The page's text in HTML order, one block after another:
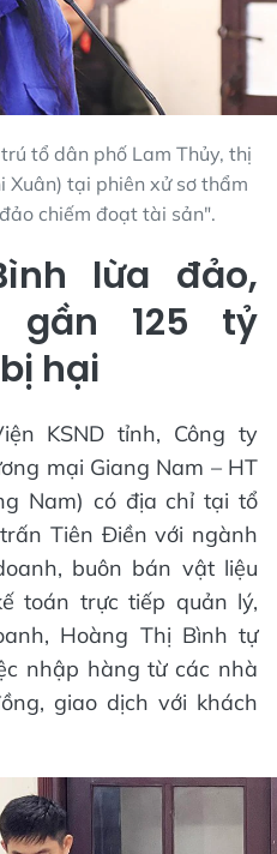
tổ dân phố Lam Thủy, thị
tại phiên xử sơ thẩm
chiếm đoạt tài sản".
lừa đảo,
gần 125 tỷ
hại
KSND tỉnh, Công ty
mại Giang Nam – HT
Nam) có địa chỉ tại tổ
Tiên Điền với ngành
buôn bán vật liệu
toán trực tiếp quản lý,
Hoàng Thị Bình tự
nhập hàng từ các nhà
giao dịch với khách